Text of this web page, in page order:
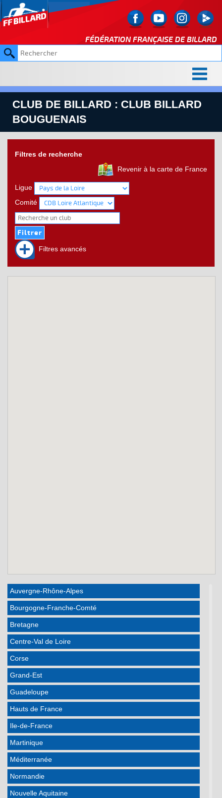
FÉDÉRATION FRANÇAISE DE BILLARD
CLUB DE BILLARD : CLUB BILLARD
BOUGUENAIS
Filtres de recherche
Revenir à la carte de France
Ligue
Comité
Filtres avancés
Auvergne-Rhône-Alpes
Bourgogne-Franche-Comté
Bretagne
Centre-Val de Loire
Corse
Grand-Est
Guadeloupe
Hauts de France
Ile-de-France
Martinique
Méditerranée
Normandie
Nouvelle Aquitaine